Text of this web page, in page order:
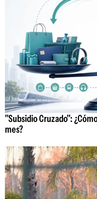
"Subsidio Cruzado":
mes?